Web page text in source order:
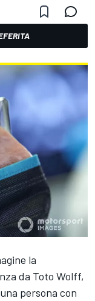
la
da Toto Wolff,
persona con